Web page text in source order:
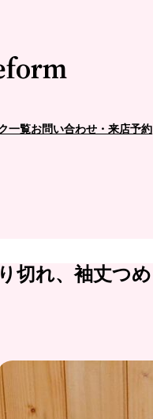
一覧お問い合わせ・来店予約
切れ、袖丈つめ